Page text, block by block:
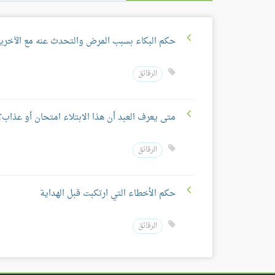
حكم البكاء بسبب المرض والتحدث عنه مع
الرقائق
متى يعرف العبد أن هذا الابتلاء امتحان أو
الرقائق
حكم الأخطاء التي ارتكبت قبل الهداية
الرقائق